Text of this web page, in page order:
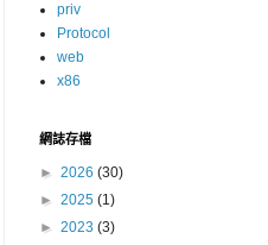
priv
Protocol
web
x86
網誌存檔
► 2026 (30)
► 2025 (1)
► 2023 (3)